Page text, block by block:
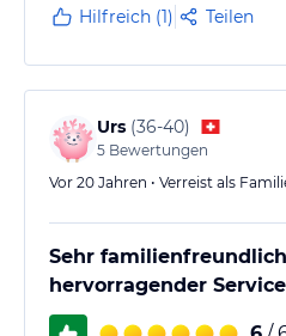
Preis/
vom Tessinerwetter geprägt.
Valera, 4 Seen Wanderung)
dokumentiert und
Personen mit Gästekarte
Hilfreich (1) Teilen
Urs (36-40)
5 Bewertungen
Vor 20 Jahren • Verreist als
Sehr
hervorragender Service